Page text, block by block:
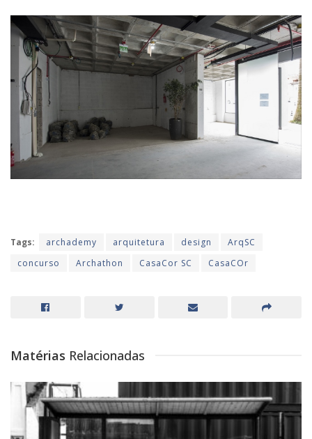
Tags: archademy arquitetura design
ArqSC
concurso
Archathon CasaCor SC CasaCOr
Matérias Relacionadas